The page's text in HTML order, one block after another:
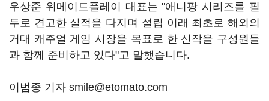
우상준 위메이드플레이 대표는 "애니팡 시리즈를 필
두로 견고한 실적을 다지며 설립 이래 최초로 해외의
거대 캐주얼 게임 시장을 목표로 한 신작을 구성원들
과 함께 준비하고 있다"고 말했습니다.
이범종 기자 smile@etomato.com